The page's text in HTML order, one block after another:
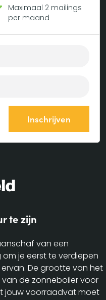
Maximaal 2 mailings
per maand
te zijn
van een
je eerst te verdiepen
De grootte van het
de zonneboiler voor
jouw voorraadvat moet